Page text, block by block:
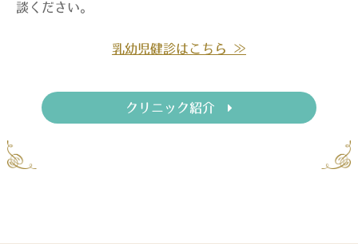
談ください。
乳幼児健診はこちら ≫
クリニック紹介